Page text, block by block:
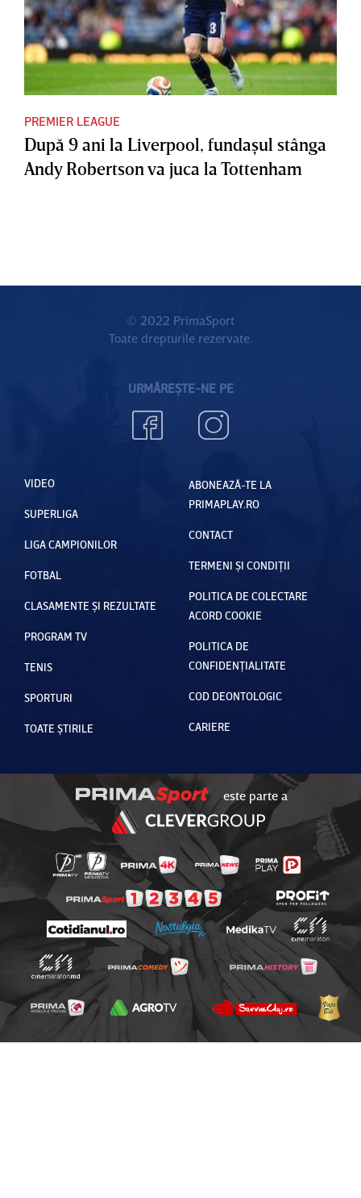
PREMIER LEAGUE
După 9 ani la Liverpool, fundaşul stânga
Andy Robertson va juca la Tottenham
© 2022 PrimaSport
Toate drepturile rezervate.
URMĂREȘTE-NE PE
VIDEO
SUPERLIGA
LIGA CAMPIONILOR
FOTBAL
CLASAMENTE ȘI REZULTATE
PROGRAM TV
TENIS
SPORTURI
TOATE ȘTIRILE
ABONEAZĂ-TE LA
PRIMAPLAY.RO
CONTACT
TERMENI ȘI CONDIȚII
POLITICA DE COLECTARE
ACORD COOKIE
POLITICA DE
CONFIDENȚIALITATE
COD DEONTOLOGIC
CARIERE
este parte a